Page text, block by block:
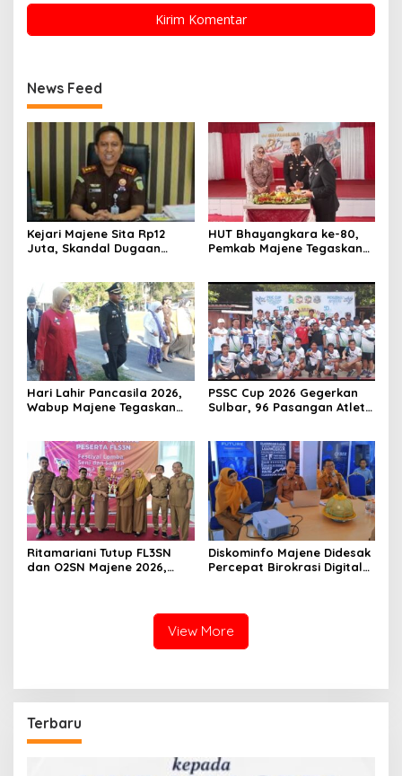
News Feed
Kejari Majene Sita Rp12
Juta, Skandal Dugaan
HUT Bhayangkara ke-80,
Pemkab Majene Tegaskan
Masyarakat”
Hari Lahir Pancasila 2026,
Wabup Majene Tegaskan
PSSC Cup 2026 Gegerkan
Sulbar, 96 Pasangan Atlet
Ritamariani Tutup FL3SN
dan O2SN Majene 2026,
Diskominfo Majene Didesak
Percepat Birokrasi Digital
View More
Terbaru